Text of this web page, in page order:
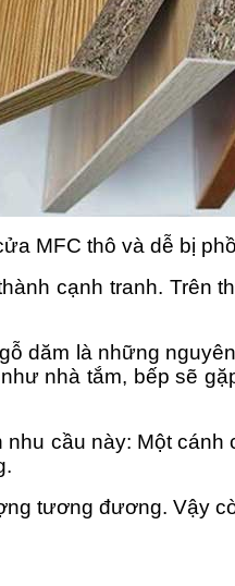
MFC thô và dễ bị
cạnh tranh.
dăm là những
nhà tắm, bếp sẽ
cầu này: Một
tương đương. Vậy